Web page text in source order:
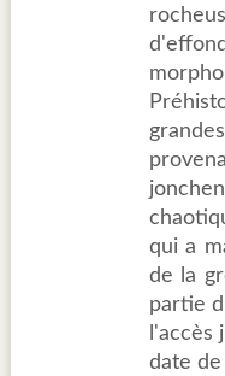
qui a
de la
partie
l'accès
date